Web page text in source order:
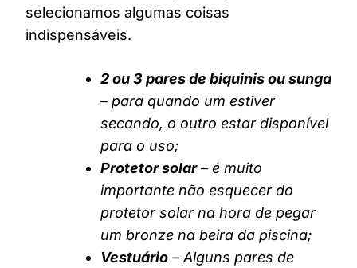
selecionamos algumas coisas
indispensáveis.
2 ou 3 pares de biquinis ou sunga
– para quando um estiver
secando, o outro estar disponível
para o uso;
Protetor solar– é muito
importante não esquecer do
protetor solar na hora de pegar
um bronze na beira da piscina;
Vestuário – Alguns pares de